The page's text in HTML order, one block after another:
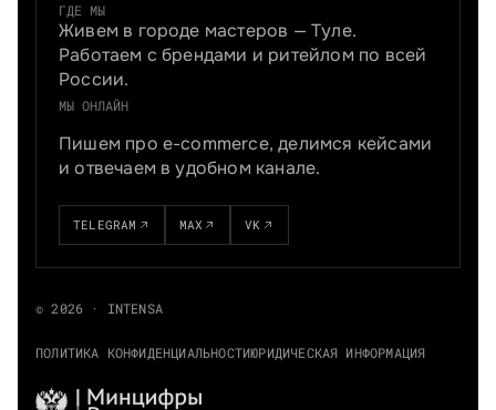
ГДЕ МЫ
Живем в городе мастеров — Туле.
Работаем с брендами и ритейлом по всей
России.
МЫ ОНЛАЙН
Пишем про e-commerce, делимся кейсами
и отвечаем в удобном канале.
TELEGRAM MAX VK
© 2026 · INTENSA
ПОЛИТИКА КОНФИДЕНЦИАЛЬНОСТИЮРИДИЧЕСКАЯ ИНФОРМАЦИЯ